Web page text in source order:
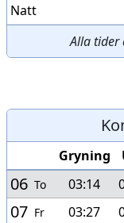
Natt
Alla tider
Gryning
06 To 03:14
07 Fr 03:27